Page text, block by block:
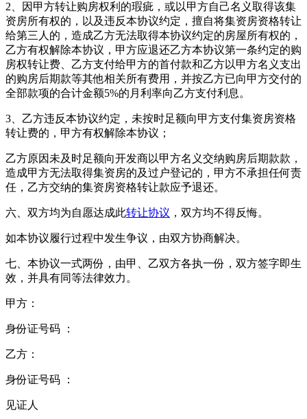
2、因甲方转让购房权利的瑕疵，或以甲方自己名义取得该集
资房所有权的，以及违反本协议约定，擅自将集资房资格转让
给第三人的，造成乙方无法取得本协议约定的房屋所有权的，
乙方有权解除本协议，甲方应退还乙方本协议第一条约定的购
房权转让费、乙方支付给甲方的首付款和乙方以甲方名义支出
的购房后期款等其他相关所有费用，并按乙方已向甲方交付的
全部款项的合计金额5%的月利率向乙方支付利息。
3、乙方违反本协议约定，未按时足额向甲方支付集资房资格
转让费的，甲方有权解除本协议；
乙方原因未及时足额向开发商以甲方名义交纳购房后期款款，
造成甲方无法取得集资房的及过户登记的，甲方不承担任何责
任，乙方交纳的集资房资格转让款应予退还。
六、双方均为自愿达成此转让协议 ，双方均不得反悔。
如本协议履行过程中发生争议，由双方协商解决。
七、本协议一式两份，由甲、乙双方各执一份，双方签字即生
效，并具有同等法律效力。
甲方：
身份证号码 ：
乙方：
身份证号码 ：
见证人